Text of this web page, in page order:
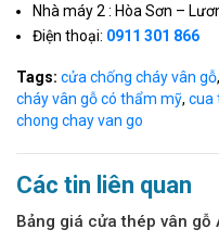
Nhà máy 2 : Hòa Sơn –
Điện thoại: 0911 301 866
Tags: cửa chống cháy vân gỗ,
cháy vân gỗ có thẩm mỹ, cua
chong chay van go
Các tin liên quan
Bảng giá cửa thép vân gỗ